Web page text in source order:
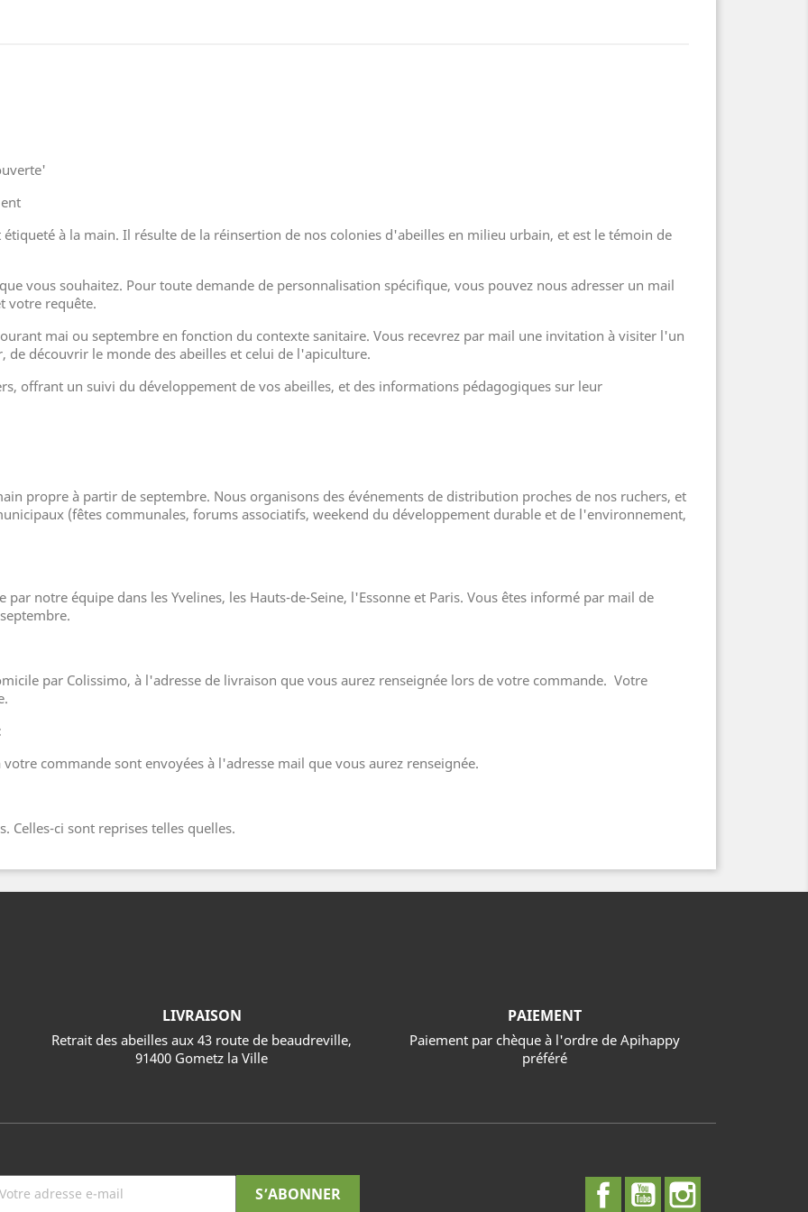
à la main. Il résulte de la réinsertion de nos colonies d'abeilles en milieu urbain, et est le témoin de
vous souhaitez. Pour toute demande de personnalisation spécifique, vous pouvez nous adresser un mail
votre requête.
mai ou septembre en fonction du contexte sanitaire. Vous recevrez par mail une invitation à visiter l'un
de découvrir le monde des abeilles et celui de l'apiculture.
offrant un suivi du développement de vos abeilles, et des informations pédagogiques sur leur
propre à partir de septembre. Nous organisons des événements de distribution proches de nos ruchers, et
(fêtes communales, forums associatifs, weekend du développement durable et de l'environnement,
notre équipe dans les Yvelines, les Hauts-de-Seine, l'Essonne et Paris. Vous êtes informé par mail de
par Colissimo, à l'adresse de livraison que vous aurez renseignée lors de votre commande. Votre
commande sont envoyées à l'adresse mail que vous aurez renseignée.
Celles-ci sont reprises telles quelles.
LIVRAISON
Retrait des abeilles aux 43 route de beaudreville,
91400 Gometz la Ville
PAIEMENT
Paiement par chèque à l'ordre de Apihappy
préféré
FacebookYouTube